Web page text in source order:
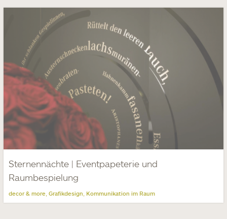
Sternennächte | Eventpapeterie und
Raumbespielung
decor & more, Grafikdesign Kommunikation im Raum